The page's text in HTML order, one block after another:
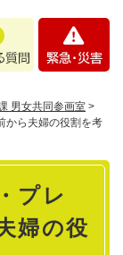
・
男女共同参画室 >
から夫婦の役割を考
プレ
婦の役